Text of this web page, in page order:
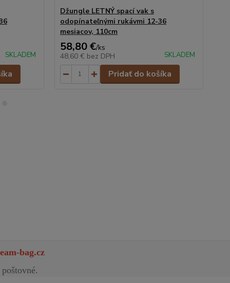
SKLADEM
Džungle LETNÝ spací vak s
odopínateľnými rukávmi 12-36
mesiacov, 110cm
58,80 €/ks
48,60 € bez DPH SKLADEM
Pridať do košíka
bag.cz